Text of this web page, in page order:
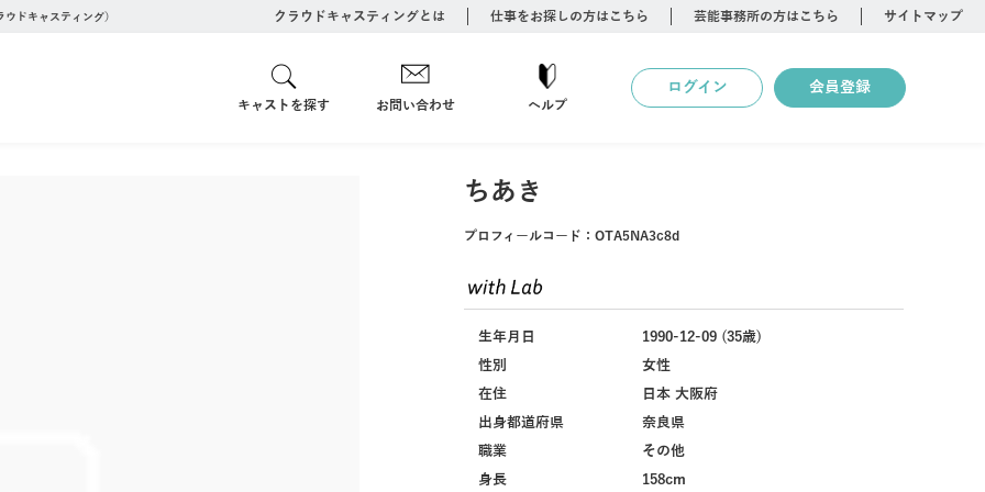
ドキャスティング） クラウドキャスティングとは 仕事をお探しの方はこちら 芸能事務所の方はこちら サイトマップ
キャストを探す お問い合わせ ヘルプ
ログイン 会員登録
ちあき
プロフィールコード： OTA5NA3c8d
生年月日
1990-12-09 (35歳)
性別
女性
在住
日本 大阪府
出身都道府県
奈良県
職業
その他
身長
158cm